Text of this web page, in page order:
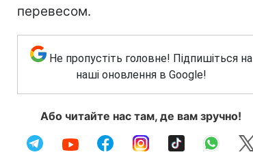
перевесом.
Не пропустіть головне! Підпишіться на
наші оновлення в Google!
Або читайте нас там, де вам зручно!